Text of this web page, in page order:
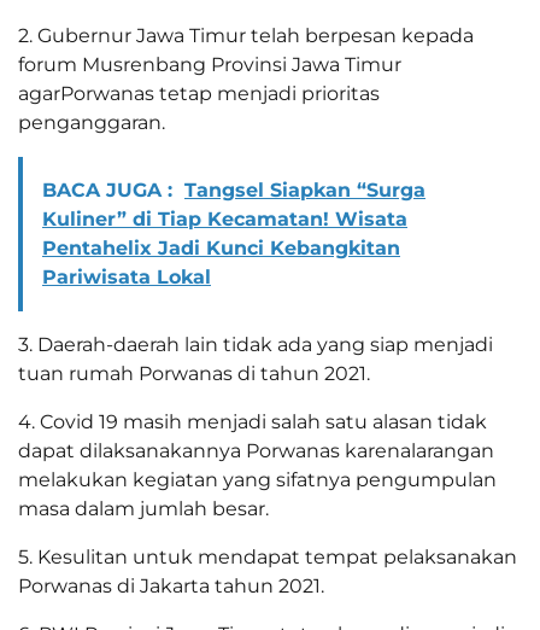
2. Gubernur Jawa Timur telah berpesan kepada
forum Musrenbang Provinsi Jawa Timur
agarPorwanas tetap menjadi prioritas
penganggaran.
BACA JUGA : Tangsel Siapkan “Surga
Kuliner” di Tiap Kecamatan! Wisata
Pentahelix Jadi Kunci Kebangkitan
Pariwisata Lokal
3. Daerah-daerah lain tidak ada yang siap menjadi
tuan rumah Porwanas di tahun 2021.
4. Covid 19 masih menjadi salah satu alasan tidak
dapat dilaksanakannya Porwanas karenalarangan
melakukan kegiatan yang sifatnya pengumpulan
masa dalam jumlah besar.
5. Kesulitan untuk mendapat tempat pelaksanakan
Porwanas di Jakarta tahun 2021.